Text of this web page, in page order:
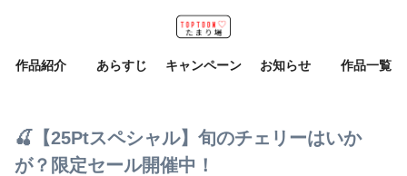
作品紹介 あらすじ キャンペーン お知らせ 作品一覧
🍒【25Ptスペシャル】旬のチェリーはいか
が？限定セール開催中！